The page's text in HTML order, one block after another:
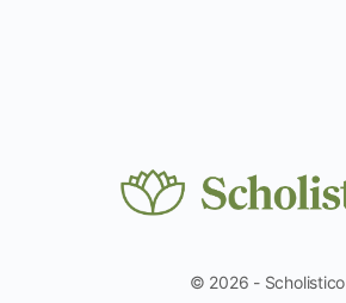
© 2026 - Scholistico